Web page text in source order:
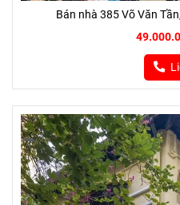
Bán nhà 385 Võ Văn